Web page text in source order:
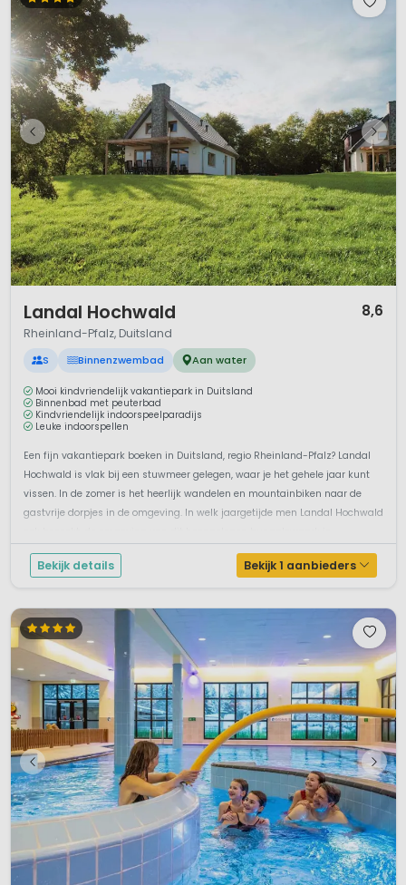
Landal Hochwald 8,6
Rheinland-Pfalz, Duitsland
S Binnenzwembad Aan water
Mooi kindvriendelijk vakantiepark in Duitsland
Binnenbad met peuterbad
Kindvriendelijk indoorspeelparadijs
Leuke indoorspellen
Een fijn vakantiepark boeken in Duitsland, regio Rheinland-Pfalz? Landal
Hochwald is vlak bij een stuwmeer gelegen, waar je het gehele jaar kunt
vissen. In de zomer is het heerlijk wandelen en mountainbiken naar de
gastvrije dorpjes in de omgeving. In welk jaargetijde men Landal Hochwald
Bekijk details Bekijk 1 aanbieders